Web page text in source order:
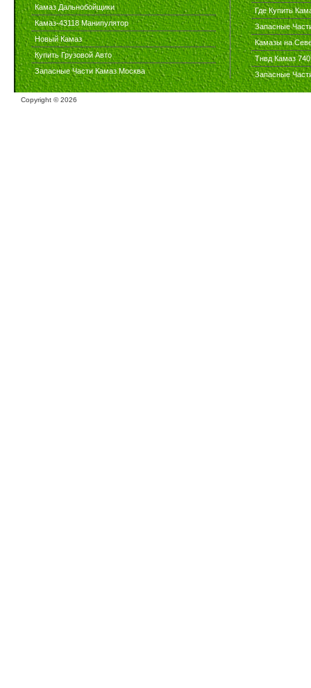
Камаз Дальнобойщики
Камаз-43118 Манипулятор
Новый Камаз
Купить Грузовой Авто
Запасные Части Камаз Москва
Где Купить
Запасные
Камазы на
Тнвд Камаз 740
Запасные
Copyright ©2026